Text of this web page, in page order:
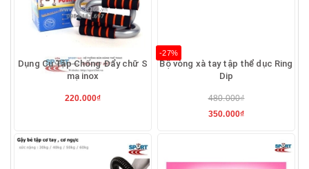
Dụng Cụ Tập Chống Đẩy chữ S
mạ inox
220.000₫
-27%
Bộ vòng xà tay tập thể dục Ring
Dip
480.000₫
350.000₫